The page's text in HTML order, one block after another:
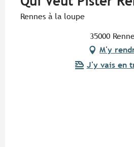
Rennes à la loupe
35000
M'y
J'y vais en